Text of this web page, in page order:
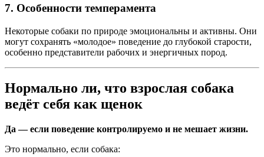
7. Особенности темперамента
Некоторые собаки по природе эмоциональны и активны. Они
могут сохранять «молодое» поведение до глубокой старости,
особенно представители рабочих и энергичных пород.
Нормально ли, что взрослая собака
ведёт себя как щенок
Да — если поведение контролируемо и не мешает жизни.
Это нормально, если собака: